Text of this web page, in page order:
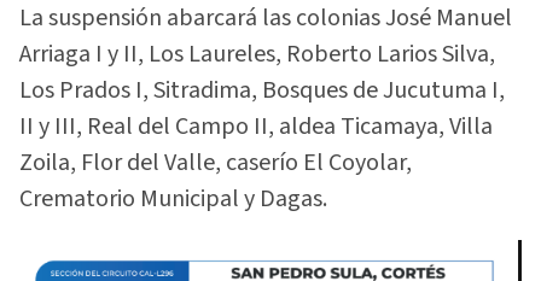
La suspensión abarcará las colonias José Manuel
Arriaga I y II, Los Laureles, Roberto Larios Silva,
Los Prados I, Sitradima, Bosques de Jucutuma I,
II y III, Real del Campo II, aldea Ticamaya, Villa
Zoila, Flor del Valle, caserío El Coyolar,
Crematorio Municipal y Dagas.